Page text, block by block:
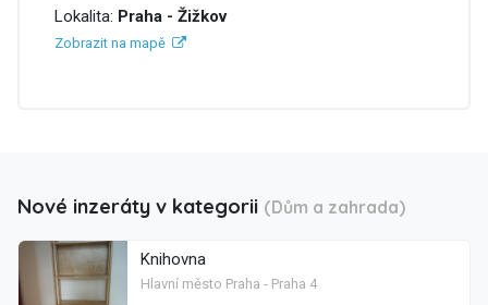
Lokalita: Praha - Žižkov
Zobrazit na mapě
Nové inzeráty v kategorii (Dům a zahrada)
Knihovna
Hlavní město Praha - Praha 4